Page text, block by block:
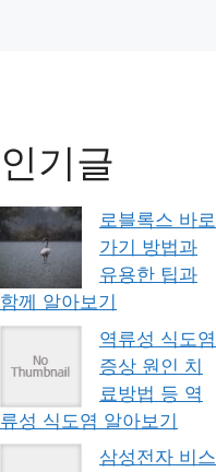
인기글
로블록스 바로
가기 방법과
유용한 팁과
함께 알아보기
역류성 식도염
증상 원인 치
료방법 등 역
류성 식도염 알아보기
삼성전자 비스